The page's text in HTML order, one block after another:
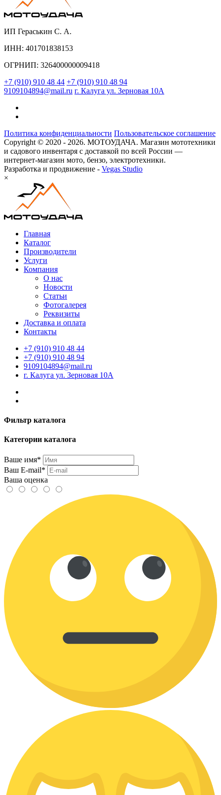
ИП Гераськин С. А.
ИНН: 401701838153
ОГРНИП: 326400000009418
+7 (910) 910 48 44 +7 (910) 910 48 94
9109104894@mail.ru г. Калуга ул. Зерновая 10А
Политика конфиденциальности Пользовательское соглашение
Copyright © 2020 - 2026. МОТОУДАЧА. Магазин мототехники
и садового инвентаря с доставкой по всей России —
интернет-магазин мото, бензо, электротехники.
Разработка и продвижение - Vegas Studio
×
Главная
Каталог
Производители
Услуги
Компания
О нас
Новости
Статьи
Фотогалерея
Реквизиты
Доставка и оплата
Контакты
+7 (910) 910 48 44
+7 (910) 910 48 94
9109104894@mail.ru
г. Калуга ул. Зерновая 10А
Фильтр каталога
Категории каталога
Ваше имя*
Ваш E-mail*
Ваша оценка